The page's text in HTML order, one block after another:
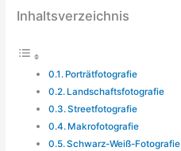
Inhaltsverzeichnis
Porträtfotografie
Landschaftsfotografie
Streetfotografie
Makrofotografie
Schwarz-Weiß-Fotografie